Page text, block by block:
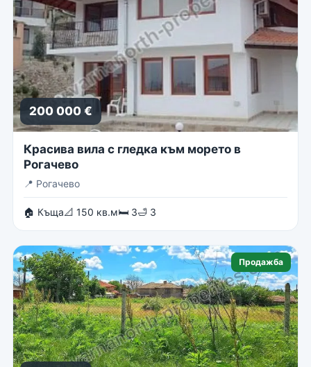
200 000 €
Красива вила с гледка към морето в
Рогачево
📍 Рогачево
🏠 Къща📐 150 кв.м🛏 3🛁 3
Продажба